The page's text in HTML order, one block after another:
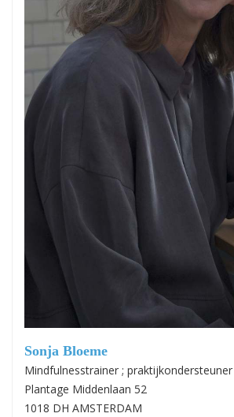
Sonja Bloeme
Mindfulnesstrainer ;
Plantage Middenlaan 52
1018 DH AMSTERDAM